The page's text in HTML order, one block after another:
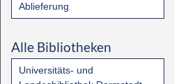
Ablieferung
Alle Bibliotheken
Universitäts- und